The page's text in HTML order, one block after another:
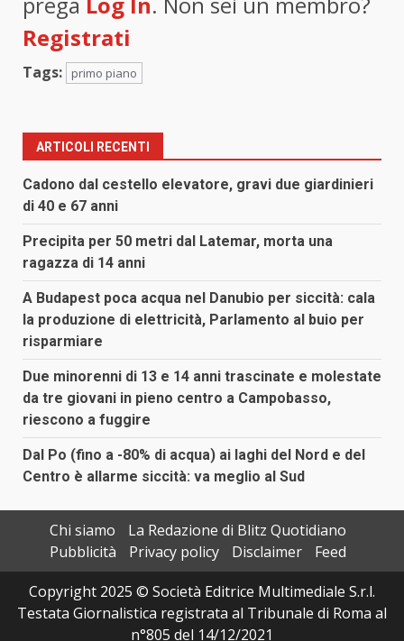
Registrati
Tags: primo piano
ARTICOLI RECENTI
Cadono dal cestello elevatore, gravi due giardinieri
di 40 e 67 anni
Precipita per 50 metri dal Latemar, morta una
ragazza di 14 anni
A Budapest poca acqua nel Danubio per siccità: cala
la produzione di elettricità, Parlamento al buio per
risparmiare
Due minorenni di 13 e 14 anni trascinate e molestate
da tre giovani in pieno centro a Campobasso,
riescono a fuggire
Dal Po (fino a -80% di acqua) ai laghi del Nord e del
Centro è allarme siccità: va meglio al Sud
Chi siamo
La Redazione di Blitz Quotidiano
Pubblicità
Privacy policy Disclaimer
Feed
Copyright 2025 © Società Editrice Multimediale S.r.l.
Testata Giornalistica registrata al Tribunale di Roma al
n°805 del 14/12/2021